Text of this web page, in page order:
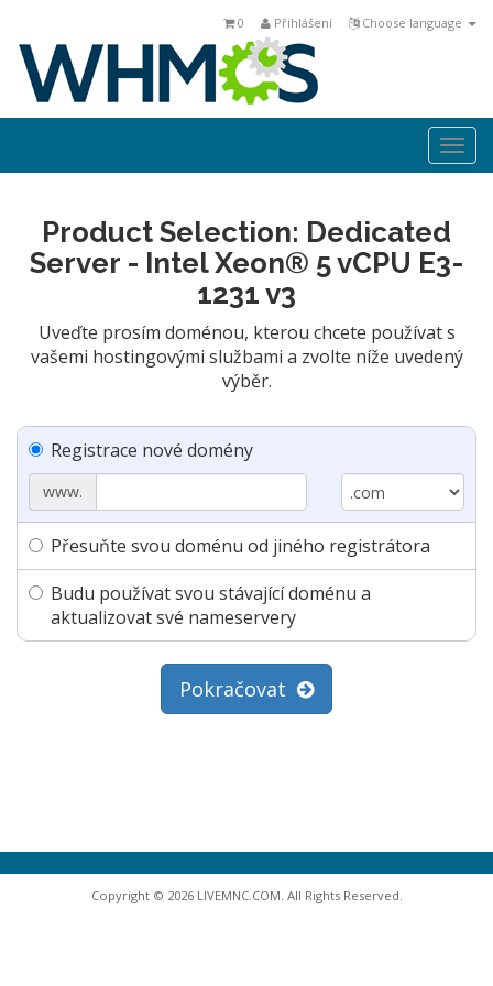
Choose language
Přihlášení
0
Product Selection: Dedicated
Server - Intel Xeon® 5 vCPU E3-
1231 v3
Uveďte prosím doménou, kterou chcete používat s
vašemi hostingovými službami a zvolte níže uvedený
výběr.
Registrace nové domény
www.
Přesuňte svou doménu od jiného registrátora
Budu používat svou stávající doménu a
aktualizovat své nameservery
Pokračovat
Copyright © 2026 LIVEMNC.COM. All Rights Reserved.